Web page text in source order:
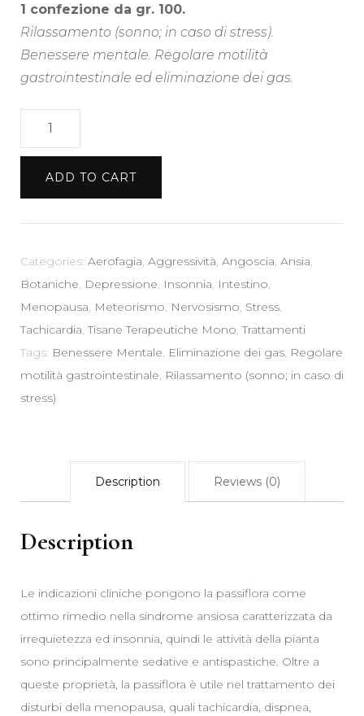
1 confezione da gr. 100.
Rilassamento (sonno; in caso di stress).
Benessere mentale. Regolare motilità
gastrointestinale ed eliminazione dei gas.
Tisana
Rilassamento
Benessere
Mentale
Gastrointestinale
Eliminazione
Gas
quantity
ADD TO CART
Categories: Aerofagia, Aggressività, Angoscia, Ansia,
Botaniche, Depressione, Insonnia, Intestino,
Menopausa, Meteorismo, Nervosismo, Stress,
Tachicardia,Tisane Terapeutiche Mono,Trattamenti
Tags: Benessere Mentale, Eliminazione dei gas, Regolare
motilità gastrointestinale, Rilassamento (sonno; in caso di
stress)
Description Reviews (0)
Description
Le indicazioni cliniche pongono la passiflora come
ottimo rimedio nella sindrome ansiosa caratterizzata da
irrequietezza ed insonnia, quindi le attività della pianta
sono principalmente sedative e antispastiche. Oltre a
queste proprietà, la passiflora è utile nel trattamento dei
disturbi della menopausa, quali tachicardia, dispnea,